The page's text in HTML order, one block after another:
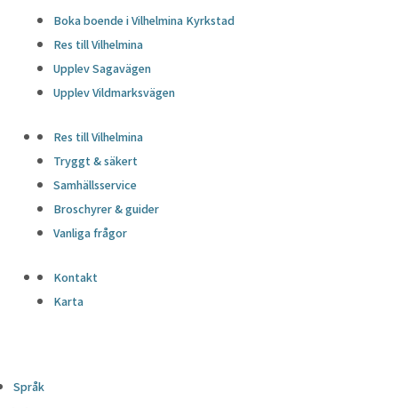
Boka boende i Vilhelmina Kyrkstad
Res till Vilhelmina
Upplev Sagavägen
Upplev Vildmarksvägen
Res till Vilhelmina
Tryggt & säkert
Samhällsservice
Broschyrer & guider
Vanliga frågor
Kontakt
Karta
Språk